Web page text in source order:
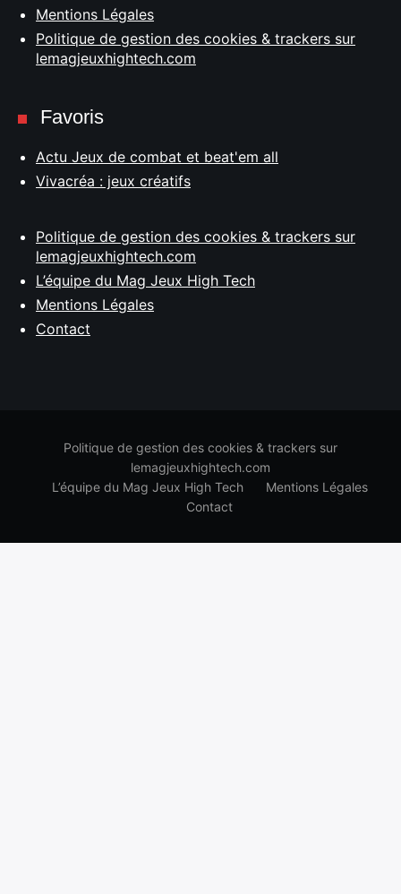
Mentions Légales
Politique de gestion des cookies & trackers sur
lemagjeuxhightech.com
Favoris
Actu Jeux de combat et beat'em all
Vivacréa : jeux créatifs
Politique de gestion des cookies & trackers sur
lemagjeuxhightech.com
L’équipe du Mag Jeux High Tech
Mentions Légales
Contact
Politique de gestion des cookies & trackers sur
lemagjeuxhightech.com
L’équipe du Mag Jeux High Tech
Mentions Légales
Contact